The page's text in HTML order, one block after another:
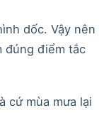
dốc. Vậy nên
đúng điểm tắc
cứ mùa mưa lại